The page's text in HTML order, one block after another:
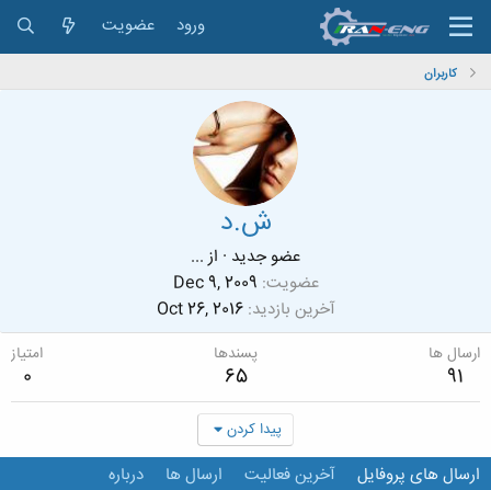
ورود عضویت
کاربران
ش.د
عضو جدید · از ...
عضویت Dec 9, 2009
آخرین بازدید Oct 26, 2016
ارسال ها
91
پسندها
65
امتیاز
0
پیدا کردن
ارسال های پروفایل آخرین فعالیت ارسال ها درباره